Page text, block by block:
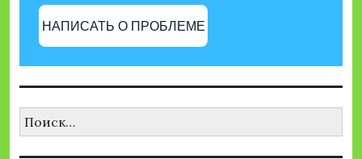
НАПИСАТЬ О ПРОБЛЕМЕ